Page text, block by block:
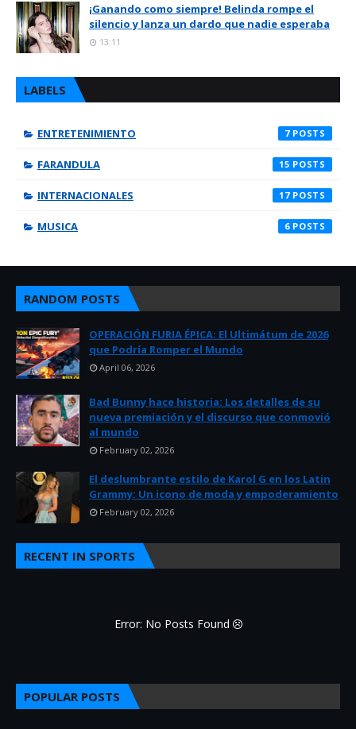
¡Ganando como siempre! Belinda rompe el
silencio y lanza un dardo que nadie esperaba
13:11
LABELS
ENTRETENIMIENTO 7
FARANDULA 15
INTERNACIONALES 17
MUSICA 6
RANDOM POSTS
OPERACIÓN FURIA ÉPICA: El Ultimátum de 2026
que Podría Romper el Mundo
April 06, 2026
Bad Bunny hace historia: Los detalles de su
nueva premiación y el discurso que conmovió
al mundo
February 02, 2026
El deslumbrante estilo de Karol G en los Latin
Grammy: Un icono de moda y empoderamiento
February 02, 2026
RECENT IN SPORTS
Error: No Posts Found
POPULAR POSTS